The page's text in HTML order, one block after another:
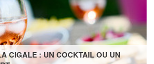
CIGALE : UN COCKTAIL OU UN